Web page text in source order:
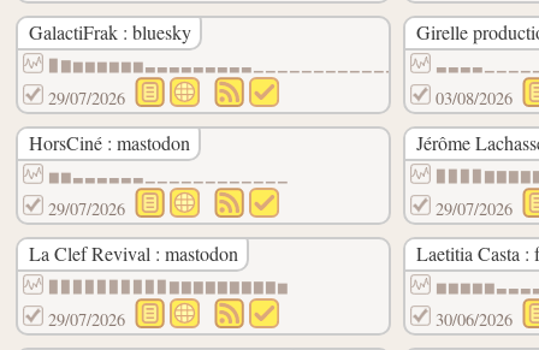
GalactiFrak : bluesky
▉▇▆▆▆▆▆▆▃▃▃▃▃▃▃▃▃▁▁▁▁▁▁▁▁▁▁▁▁▁
29/07/2026
Girelle
03/08/2026
HorsCiné : mastodon
▆▆▃▃▃▃▃▃▁▁▁▁▁▁▁▁▁▁▁▁
29/07/2026
Jérôme
29/07/2026
La Clef Revival : mastodon
▉▉▉▉▉▉▉▉▉▉▇▇▇▇▇▇▇▇▇▆
29/07/2026
Laetitia Casta :
30/06/2026